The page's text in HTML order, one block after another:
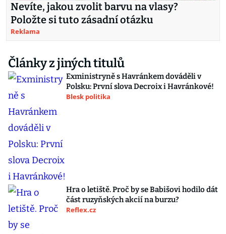
Nevíte, jakou zvolit barvu na vlasy?
Položte si tuto zásadní otázku
Reklama
Články z jiných titulů
Exministryně s Havránkem dováděli v
Polsku: První slova Decroix i Havránkové!
Blesk politika
Hra o letiště. Proč by se Babišovi hodilo dát
část ruzyňských akcií na burzu?
Reflex.cz